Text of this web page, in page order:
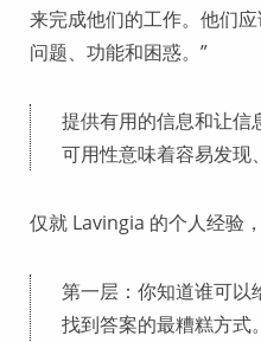
来完成他们的工作。他们
问题、功能和困惑。”
提供有用的信息和让信
可用性意味着容易发现
仅就 Lavingia 的个人经验
第一层：你知道谁可以
找到答案的最糟糕方式